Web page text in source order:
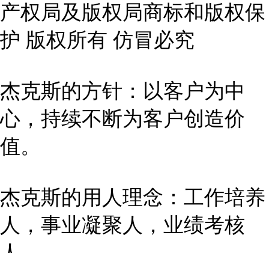
产权局及版权局商标和版权保
护 版权所有 仿冒必究
杰克斯的方针：以客户为中
心，持续不断为客户创造价
值。
杰克斯的用人理念：工作培养
人，事业凝聚人，业绩考核